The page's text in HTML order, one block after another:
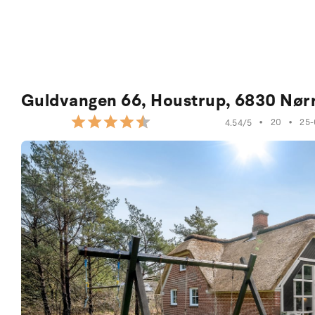
Guldvangen 66, Houstrup, 6830
4.54/5 • 20 •